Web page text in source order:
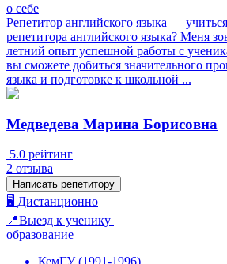
о себе
Репетитор английского языка —
репетитора английского языка? Меня
летний опыт успешной работы с
вы сможете добиться значительного
языка и подготовке к школьной ...
Медведева Марина Борисовна
5.0 рейтинг
2 отзыва
Написать репетитору
🖥️ Дистанционно
📍Выезд к ученику
образование